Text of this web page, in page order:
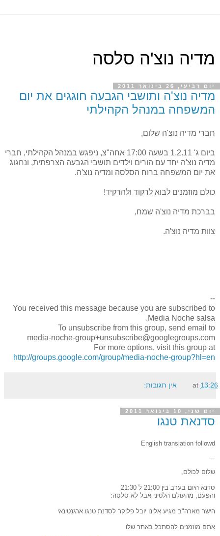
מדיה נוצ'ה סלסה
יום רביעי, 26 בינואר 2011
מדיה נוצ'ה ותושבי הגבעה חוגגים את יום
המשפחה במנהל הקהילתי
חברי מדיה נוצ'ה שלום,
ביום ג' 1.2.11 בשעה 17:00 אחה"צ, ניפגש במנהל הקהילתי, חברי
מדיה נוצ'ה יחד עם הורים וילדים תושבי הגבעה הצרפתית, ונחגוג
את יום המשפחה ברוח הסלסה ומדיה נוצ'ה.
כולם מוזמנים לבוא לרקוד ולהרקיד!
בברכת מדיה נוצ'ה שמח,
צוות מדיה נוצ'ה.
--
You received this message because you are subscribed to
Media Noche salsa.
To unsubscribe from this group, send email to
media-noche-group+unsubscribe@googlegroups.com
For more options, visit this group at
http://groups.google.com/group/media-noche-group?hl=en
at 13:26 אין תגובות:
יום שני, 10 בינואר 2011
סדנאת טנגו
English translation followd
---
שלום לכולם,
סדנא היום בערב בין 21:00 ל 21:30
והפעם, מהעולם הלטיני אבל לא סלסה:
הישר מארה"ב מגיע אלינו יובל פליקר לסדנת טנגו ארגנטינאי
אתם מוזמנים להסתכל באתר שלו